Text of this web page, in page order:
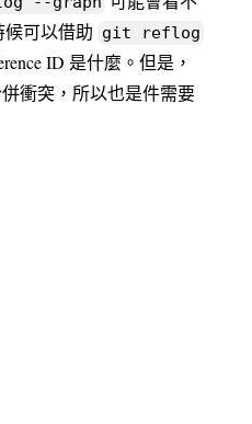
候可以借助 git reflog
ID 是什麼。但是，
併衝突，所以也是件需要